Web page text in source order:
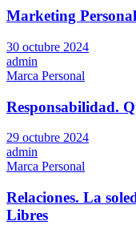
Marketing
30 octubre 2024
admin
Marca Personal
Responsabilidad.
29 octubre 2024
admin
Marca Personal
Relaciones. La
Libres